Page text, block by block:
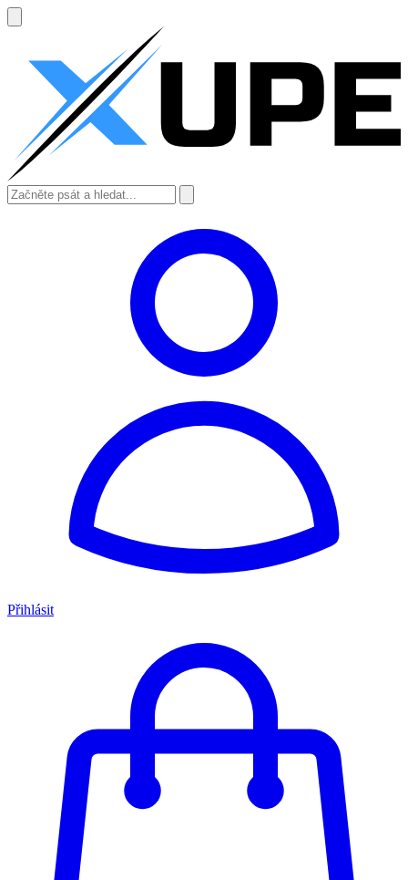
Přihlásit